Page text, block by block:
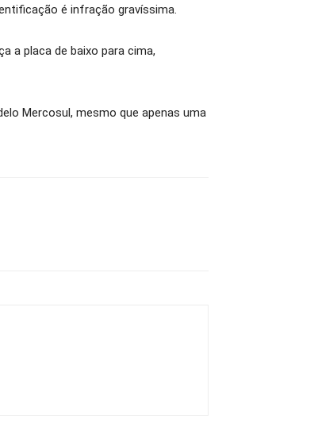
é infração gravíssima.
a placa de baixo para cima,
Mercosul, mesmo que apenas uma